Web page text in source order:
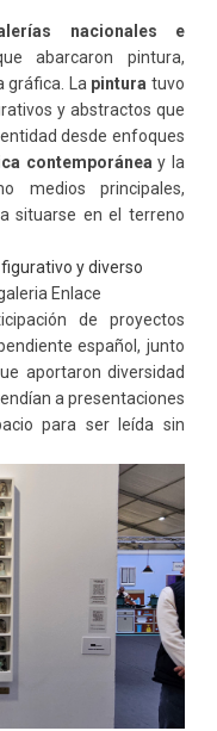
nacionales e
abarcaron pintura,
gráfica. La pintura tuvo
y abstractos que
desde enfoques
contemporánea y la
medios principales,
situarse en el terreno
Enlace
de proyectos
español, junto
aportaron diversidad
a presentaciones
para ser leída sin